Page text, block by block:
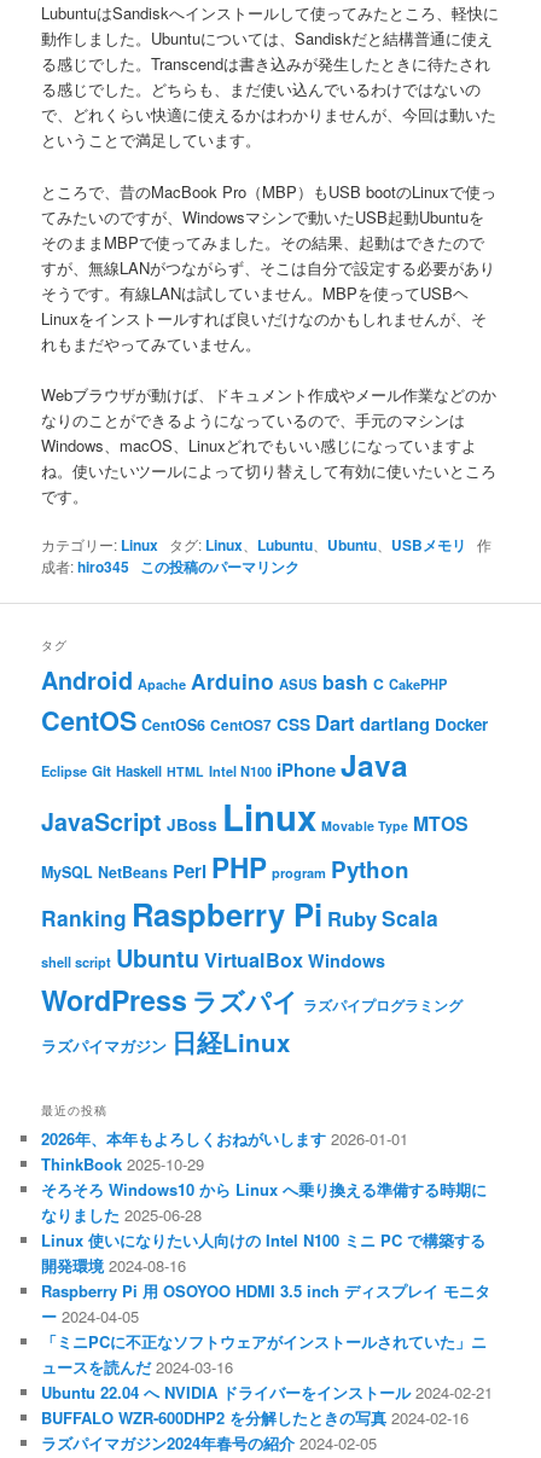
LubuntuはSandiskへインストールして使ってみたところ、軽快に
動作しました。Ubuntuについては、Sandiskだと結構普通に使え
る感じでした。Transcendは書き込みが発生したときに待たされ
る感じでした。どちらも、まだ使い込んでいるわけではないの
で、どれくらい快適に使えるかはわかりませんが、今回は動いた
ということで満足しています。
ところで、昔のMacBook Pro（MBP）もUSB bootのLinuxで使っ
てみたいのですが、Windowsマシンで動いたUSB起動Ubuntuを
そのままMBPで使ってみました。その結果、起動はできたので
すが、無線LANがつながらず、そこは自分で設定する必要があり
そうです。有線LANは試していません。MBPを使ってUSBヘ
Linuxをインストールすれば良いだけなのかもしれませんが、そ
れもまだやってみていません。
Webブラウザが動けば、ドキュメント作成やメール作業などのか
なりのことができるようになっているので、手元のマシンは
Windows、macOS、Linuxどれでもいい感じになっていますよ
ね。使いたいツールによって切り替えして有効に使いたいところ
です。
カテゴリー: Linux タグ: Linux Lubuntu Ubuntu USBメモリ
作
成者:hiro345 この投稿のパーマリンク
タグ
Android Apache Arduino ASUS bash C CakePHP
CentOS CentOS6 CentOS7 CSS Dart dartlang Docker
Eclipse Git Haskell HTML Intel N100 iPhoneJava
JavaScript JBoss Linux Movable Type MTOS
MySQL NetBeans Perl PHP program Python
Ranking Raspberry Pi RubyScala
shell script Ubuntu VirtualBox Windows
WordPress ラズパイ ラズパイプログラミング
ラズパイマガジン 日経Linux
最近の投稿
2026年、本年もよろしくおねがいします 2026-01-01
ThinkBook 2025-10-29
そろそろ Windows10 から Linux へ乗り換える準備する時期に
なりました 2025-06-28
Linux 使いになりたい人向けの Intel N100 ミニ PC で構築する
開発環境 2024-08-16
Raspberry Pi 用 OSOYOO HDMI 3.5 inch ディスプレイ モニタ
ー 2024-04-05
「ミニPCに不正なソフトウェアがインストールされていた」ニ
ュースを読んだ 2024-03-16
Ubuntu 22.04 へ NVIDIA ドライバーをインストール 2024-02-21
BUFFALO WZR-600DHP2 を分解したときの写真 2024-02-16
ラズパイマガジン2024年春号の紹介 2024-02-05